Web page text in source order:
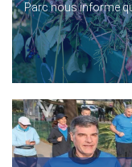
Parc nous informe